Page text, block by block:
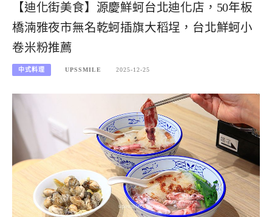
【迪化街美食】源慶鮮蚵台北迪化店，50年板
橋湳雅夜市無名乾蚵插旗大稻埕，台北鮮蚵小
卷米粉推薦
中式料理 UPSSMILE 2025-12-25